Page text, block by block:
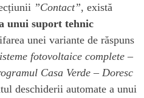
”Contact”, există
unui suport tehnic
unei variante de răspuns
fotovoltaice complete –
Casa Verde – Doresc
deschiderii automate a unui